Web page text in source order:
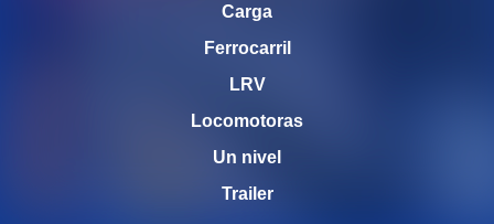
Carga
Ferrocarril
LRV
Locomotoras
Un nivel
Trailer